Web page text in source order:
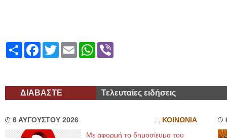
ShareFacebook
TwitterEmailWhatsApp
ΔΙΑΒΑΣΤΕ Τελευταίες ειδήσεις
6 ΑΥΓΟΥΣΤΟΥ 2026 ΚΟΙΝΩΝΙΑ
Με αφορμή το δημοσίευμα του